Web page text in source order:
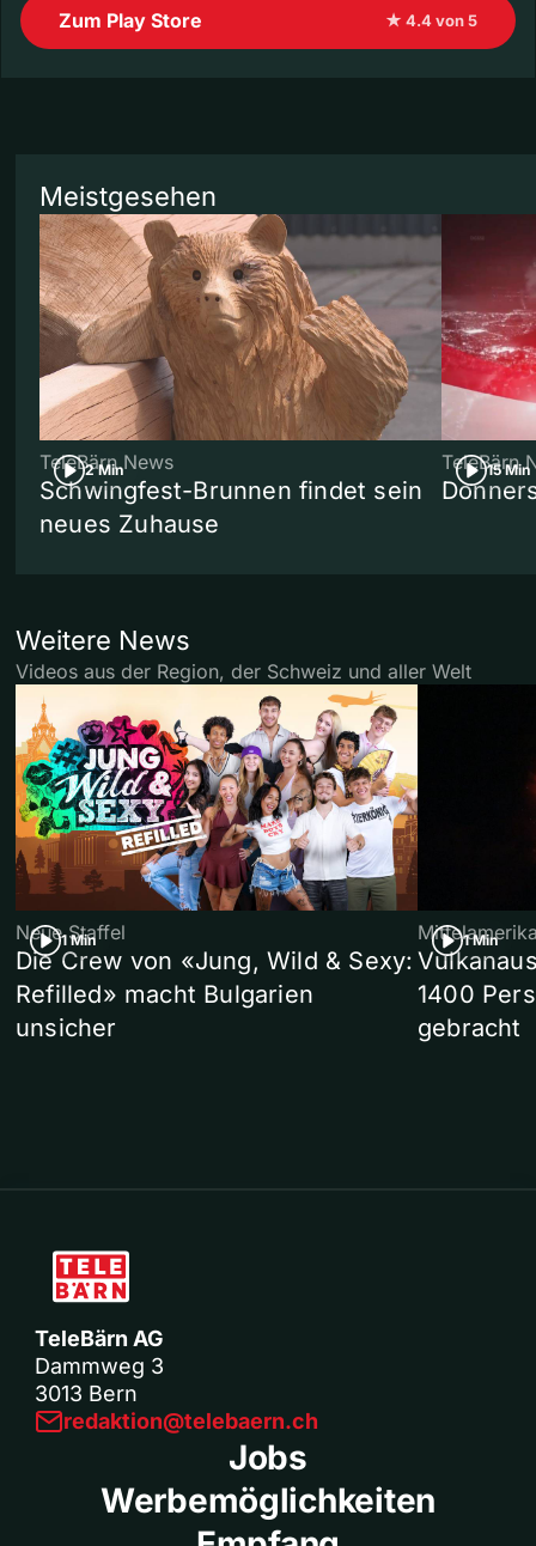
Zum Play Store ★ 4.4 von 5
Meistgesehen
2 Min
TeleBärn News
Schwingfest-Brunnen findet sein
neues Zuhause
15 Min
TeleBärn
Weitere News
Videos aus der Region, der Schweiz und aller Welt
1 Min
Neue Staffel
Die Crew von «Jung, Wild & Sexy:
Refilled» macht Bulgarien
unsicher
1 Min
1400
gebracht
TeleBärn AG
Dammweg 3
3013 Bern
redaktion@telebaern.ch
Jobs
Werbemöglichkeiten